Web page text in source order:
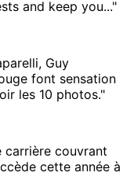
and keep you..."
Guy
font sensation
les 10 photos."
carrière couvrant
cette année à